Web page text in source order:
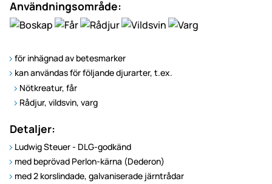
Användningsområde:
för inhägnad av betesmarker
kan användas för följande djurarter, t.ex.
Nötkreatur, får
Rådjur, vildsvin, varg
Detaljer:
Ludwig Steuer - DLG-godkänd
med beprövad Perlon-kärna (Dederon)
med 2 korslindade, galvaniserade järntrådar